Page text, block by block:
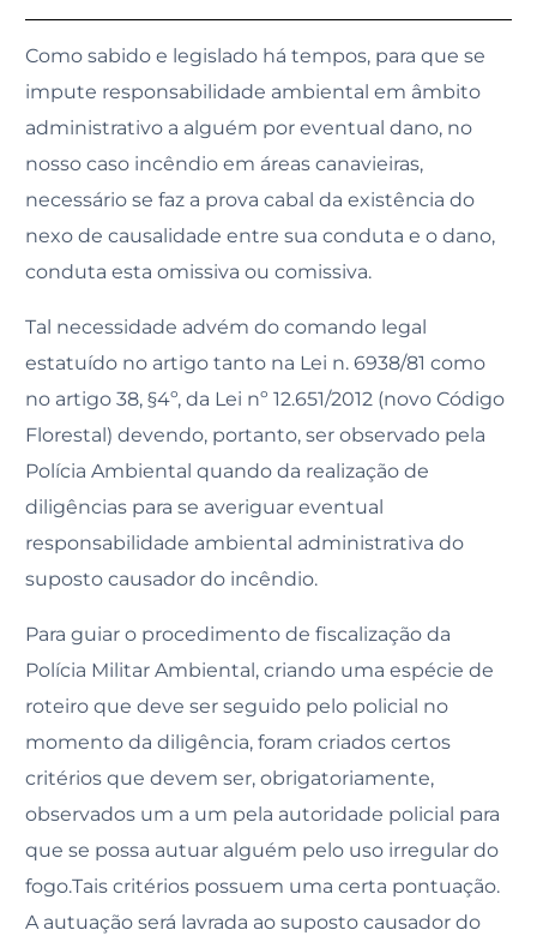
Como sabido e legislado há tempos, para que se
impute responsabilidade ambiental em âmbito
administrativo a alguém por eventual dano, no
nosso caso incêndio em áreas canavieiras,
necessário se faz a prova cabal da existência do
nexo de causalidade entre sua conduta e o dano,
conduta esta omissiva ou comissiva.
Tal necessidade advém do comando legal
estatuído no artigo tanto na Lei n. 6938/81 como
no artigo 38, §4º, da Lei nº 12.651/2012 (novo Código
Florestal) devendo, portanto, ser observado pela
Polícia Ambiental quando da realização de
diligências para se averiguar eventual
responsabilidade ambiental administrativa do
suposto causador do incêndio.
Para guiar o procedimento de fiscalização da
Polícia Militar Ambiental, criando uma espécie de
roteiro que deve ser seguido pelo policial no
momento da diligência, foram criados certos
critérios que devem ser, obrigatoriamente,
observados um a um pela autoridade policial para
que se possa autuar alguém pelo uso irregular do
fogo.Tais critérios possuem uma certa pontuação.
A autuação será lavrada ao suposto causador do